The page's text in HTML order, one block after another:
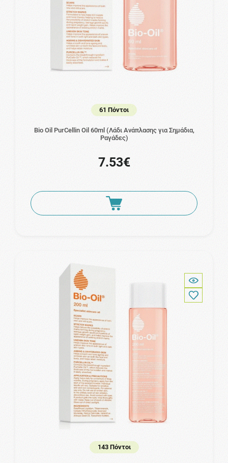
61 Πόντοι
Bio Oil PurCellin Oil 60ml (Λάδι Ανάπλασης για Σημάδια,
Ραγάδες)
7.53€
143 Πόντοι